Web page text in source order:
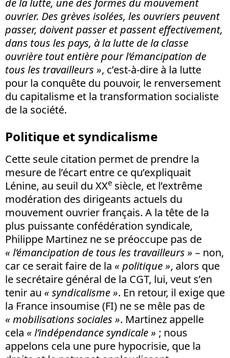
ouvrier. Des grèves isolées, les ouvriers peuvent
passer, doivent passer et passent effectivement,
dans tous les pays, à la lutte de la classe
ouvrière tout entière pour l’émancipation de
tous les travailleurs », c’est-à-dire à la lutte
pour la conquête du pouvoir, le renversement
du capitalisme et la transformation socialiste
de la société.
Politique et syndicalisme
Cette seule citation permet de prendre la
mesure de l’écart entre ce qu’expliquait
Lénine, au seuil du XXe siècle, et l’extrême
modération des dirigeants actuels du
mouvement ouvrier français. A la tête de la
plus puissante confédération syndicale,
Philippe Martinez ne se préoccupe pas de
« l’émancipation de tous les travailleurs » – non,
car ce serait faire de la « politique », alors que
le secrétaire général de la CGT, lui, veut s’en
tenir au « syndicalisme ». En retour, il exige que
la France insoumise (FI) ne se mêle pas de
« mobilisations sociales ». Martinez appelle
cela « l’indépendance syndicale » ; nous
appelons cela une pure hypocrisie, que la